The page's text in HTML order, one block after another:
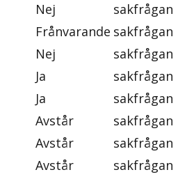
Nej sakfrågan
Frånvarande sakfrågan
Nej sakfrågan
Ja sakfrågan
Ja sakfrågan
Avstår sakfrågan
Avstår sakfrågan
Avstår sakfrågan